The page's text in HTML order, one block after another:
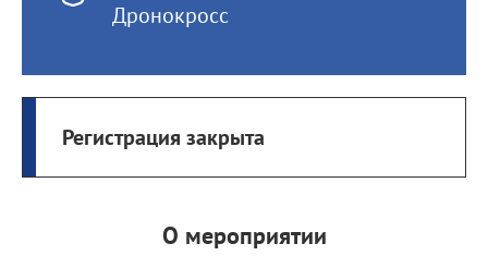
Дронокросс
Регистрация закрыта
О мероприятии